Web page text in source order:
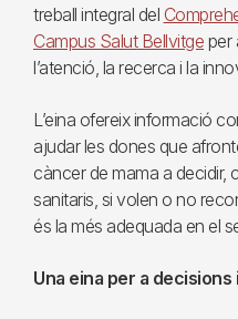
treball integral del
Campus Salut Bellvitge per
l’atenció, la recerca i la
L’eina ofereix informació
ajudar les dones que
càncer de mama a decidir,
sanitaris, si volen o no
és la més adequada en el
Una eina per a